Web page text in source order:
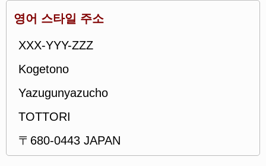
영어 스타일 주소
XXX-YYY-ZZZ
Kogetono
Yazugunyazucho
TOTTORI
〒680-0443 JAPAN